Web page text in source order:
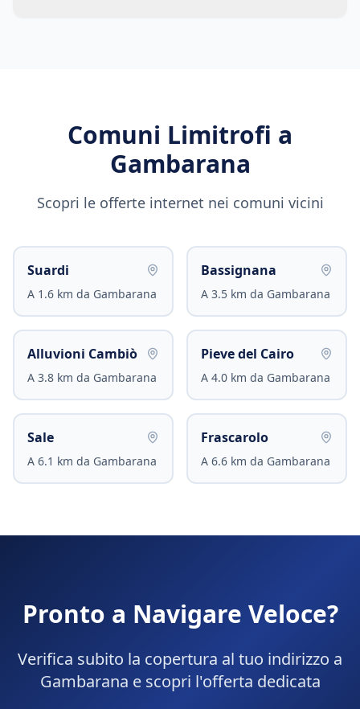
Comuni Limitrofi a
Gambarana
Scopri le offerte internet nei comuni vicini
Suardi
A 1.6 km da Gambarana
Bassignana
A 3.5 km da Gambarana
Alluvioni Cambiò
A 3.8 km da Gambarana
Pieve del Cairo
A 4.0 km da Gambarana
Sale
A 6.1 km da Gambarana
Frascarolo
A 6.6 km da Gambarana
Pronto a Navigare Veloce?
Verifica subito la copertura al tuo indirizzo a
Gambarana e scopri l'offerta dedicata